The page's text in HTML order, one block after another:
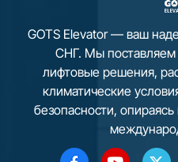
4. Компактная и гибкая
Комплексная
Интеллектуальная
GOTS Elevator — ваш
СНГ. Мы
лифтовые решения,
климатические
безопасности,